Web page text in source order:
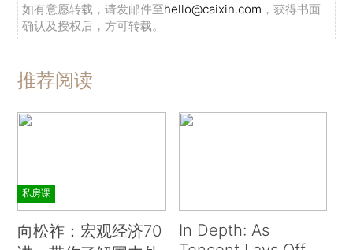
如有意愿转载，请发邮件至hello@caixin.com ，获得书面
确认及授权后，方可转载。
推荐阅读
私房课
向松祚：宏观经济70
In Depth: As